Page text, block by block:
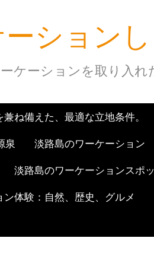
ションし
ケーションを取り入れ
ね備えた、最適な立地条件。
泉
淡路島のワーケーション
淡路島のワーケーションスポ
体験：自然、歴史、グルメ